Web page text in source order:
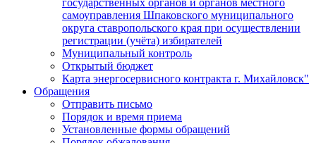
государственных органов и органов местного
самоуправления Шпаковского муниципального
округа ставропольского края при осуществлении
регистрации (учёта) избирателей
Муниципальный контроль
Открытый бюджет
Карта энергосервисного контракта г. Михайловск"
Обращения
Отправить письмо
Порядок и время приема
Установленные формы обращений